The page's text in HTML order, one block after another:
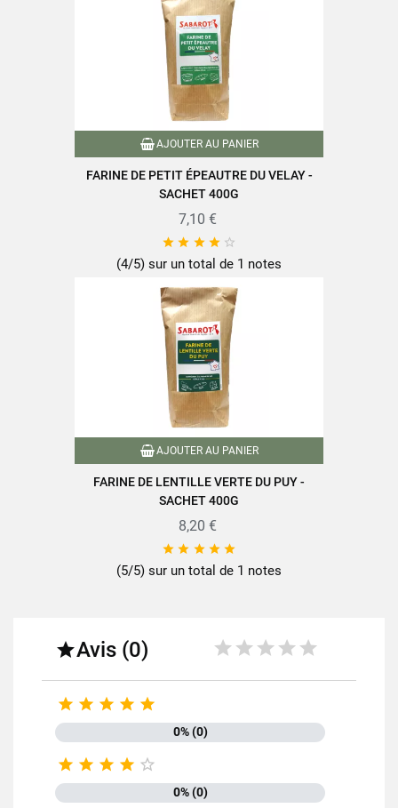
Retrouvez toute la qualité et le savoir-faire des produits SABAROT
www.sabarot.com/actualites-et-recettes/actus-
recettes/recettes/
Fiche technique
Référence PN00110
EAN-13 3111953001109
AJOUTER AU PANIER
FARINE DE PETIT ÉPEAUTRE DU VELAY -
SACHET 400G
7,10 €
    
(4/5) sur un total de 1 notes
AJOUTER AU PANIER
FARINE DE LENTILLE VERTE DU PUY -
SACHET 400G
8,20 €
    
(5/5) sur un total de 1 notes
Avis (0)
    
0% (0)
    
0% (0)